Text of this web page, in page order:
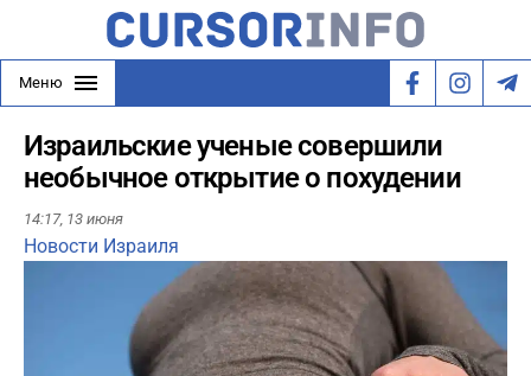
Меню
Израильские ученые совершили
необычное открытие о похудении
14:17, 13 июня
Новости Израиля